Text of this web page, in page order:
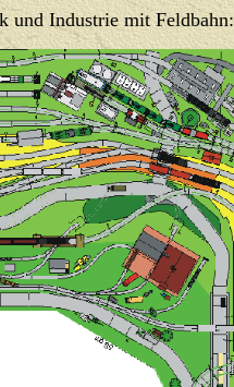
und Industrie mit Feldbahn: